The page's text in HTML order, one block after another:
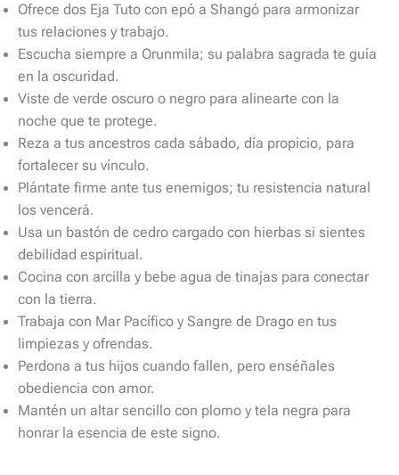
Ofrece dos Eja Tuto con epó a Shangó para armonizar
tus relaciones y trabajo.
Escucha siempre a Orunmila; su palabra sagrada te guía
en la oscuridad.
Viste de verde oscuro o negro para alinearte con la
noche que te protege.
Reza a tus ancestros cada sábado, día propicio, para
fortalecer su vínculo.
Plántate firme ante tus enemigos; tu resistencia natural
los vencerá.
Usa un bastón de cedro cargado con hierbas si sientes
debilidad espiritual.
Cocina con arcilla y bebe agua de tinajas para conectar
con la tierra.
Trabaja con Mar Pacífico y Sangre de Drago en tus
limpiezas y ofrendas.
Perdona a tus hijos cuando fallen, pero enséñales
obediencia con amor.
Mantén un altar sencillo con plomo y tela negra para
honrar la esencia de este signo.